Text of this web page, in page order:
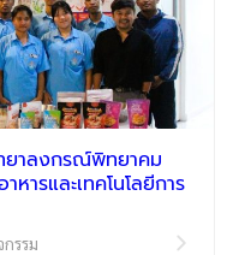
ยาลงกรณ์พิทยาคม
ารและเทคโนโลยีการ
รรม